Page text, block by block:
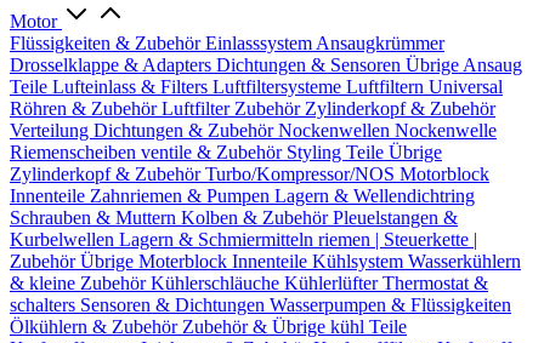
Motor
Flüssigkeiten & ZubehörEinlasssystem Ansaugkrümmer
Drosselklappe & Adapters Dichtungen & Sensoren Übrige Ansaug
Teile Lufteinlass & Filters Luftfiltersysteme Luftfiltern Universal
Röhren & ZubehörLuftfilter Zubehör Zylinderkopf & Zubehör
Verteilung Dichtungen & ZubehörNockenwellen Nockenwelle
Riemenscheiben ventile & Zubehör Styling Teile Übrige
Zylinderkopf & ZubehörTurbo/Kompressor/NOS Motorblock
Innenteile Zahnriemen & Pumpen Lagern & Wellendichtring
Schrauben & Muttern Kolben & ZubehörPleuelstangen &
Kurbelwellen Lagern & Schmiermitteln riemen | Steuerkette |
ZubehörÜbrige Moterblock Innenteile Kühlsystem Wasserkühlern
& kleine ZubehörKühlerschläuche KühlerlüfterThermostat &
schalters Sensoren & Dichtungen Wasserpumpen & Flüssigkeiten
Ölkühlern & Zubehör Zubehör & Übrige kühl Teile